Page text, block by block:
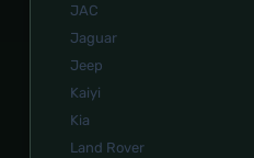
JAC
Jaguar
Jeep
Kaiyi
Kia
Land Rover